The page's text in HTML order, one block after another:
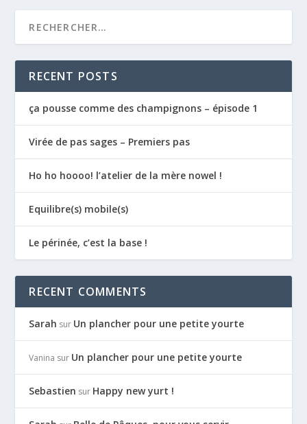
RECENT POSTS
ça pousse comme des champignons – épisode 1
Virée de pas sages – Premiers pas
Ho ho hoooo! l’atelier de la mère nowel !
Equilibre(s) mobile(s)
Le périnée, c’est la base !
RECENT COMMENTS
Sarah sur Un plancher pour une petite yourte
Vanina sur Un plancher pour une petite yourte
Sebastien sur Happy new yurt !